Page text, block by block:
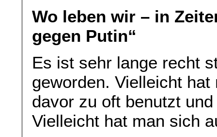
Wo leben wir – in
gegen Putin“
Es ist sehr lange recht
geworden. Vielleicht
davor zu oft benutzt
Vielleicht hat man sich